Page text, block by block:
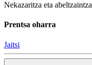
Nekazaritza eta abeltzaintza
Prentsa oharra
Jaitsi